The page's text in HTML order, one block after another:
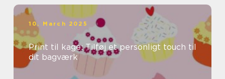
10. March 2025
Print til kage: Tilføj et personligt touch til
dit bagværk